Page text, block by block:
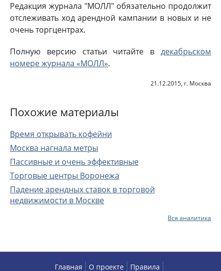
Редакция журнала "МОЛЛ" обязательно продолжит
отслеживать ход арендной кампании в новых и не
очень торгцентрах.
Полную версию статьи читайте в декабрьском
номере журнала «МОЛЛ».
21.12.2015, г. Москва
Похожие материалы
Время открывать кофейни
Москва нагнала метры
Пассивные и очень эффективные
Торговые центры Воронежа
Падение арендных ставок в торговой
недвижимости в Москве
Вся аналитика
Главная О проекте Правила